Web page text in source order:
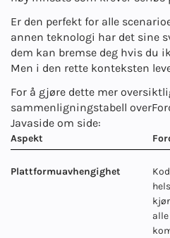
Er den perfekt for alle
annen teknologi har det sine
dem kan bremse deg hvis du
Men i den rette konteksten
For å gjøre dette mer
sammenligningstabell over
Javaside om side:
Aspekt
Plattformuavhengighet